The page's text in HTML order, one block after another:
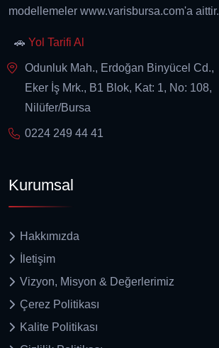
modellemeler www.varisbursa.com'a aittir.
🚗 Yol Tarifi Al
Odunluk Mah., Erdoğan Binyücel Cd.,
Eker İş Mrk., B1 Blok, Kat: 1, No: 108,
Nilüfer/Bursa
0224 249 44 41
Kurumsal
Hakkımızda
İletişim
Vizyon, Misyon & Değerlerimiz
Çerez Politikası
Kalite Politikası